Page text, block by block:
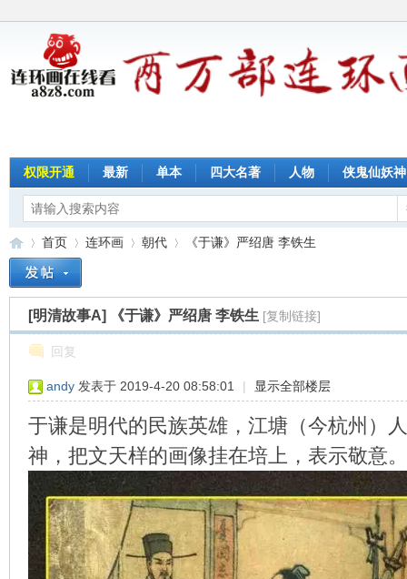
权限开通 最新 单本 四大名著 人物 侠鬼仙妖神
»
首页
›
连环画
›
朝代
›
《于谦》严绍唐 李铁生
[明清故事A] 《于谦》严绍唐 李铁生 [复制链接]
回复
andy 发表于 2019-4-20 08:58:01 | 显示全部楼层
于谦是明代的民族英雄，江塘（今杭州）
神，把文天样的画像挂在培上，表示敬意。